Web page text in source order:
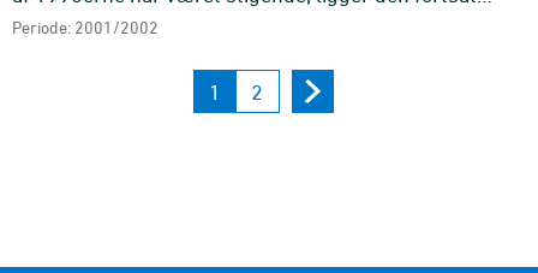
lavere end i de fleste vesteuropæiske lande. Kun Irland
Periode: 2001/2002
1 2